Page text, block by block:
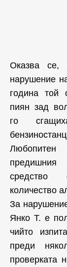
Оказва се,
нарушение
година той
пиян зад
го
предишния
количество
За
Янко Т. е
чийто
преди
проверката